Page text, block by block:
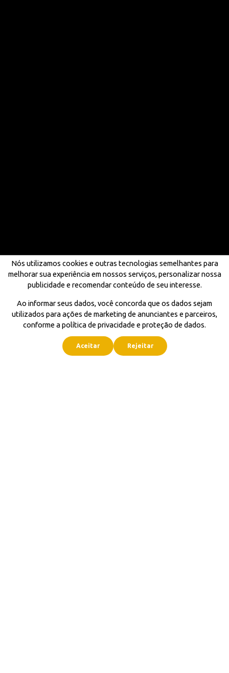
Nós utilizamos cookies e outras tecnologias semelhantes para
melhorar sua experiência em nossos serviços, personalizar nossa
publicidade e recomendar conteúdo de seu interesse.
Ao informar seus dados, você concorda que os dados sejam
utilizados para ações de marketing de anunciantes e parceiros,
conforme a política de privacidade e proteção de dados.
Aceitar Rejeitar